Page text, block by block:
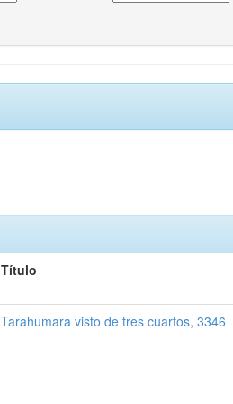
Título
Tarahumara visto de tres cuartos, 3346